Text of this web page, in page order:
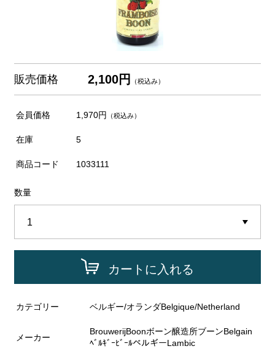
販売価格 2,100円 （税込み）
会員価格 1,970円 （税込み）
在庫 5
商品コード 1033111
数量
カートに入れる
カテゴリー ベルギー/オランダBelgique/Netherland
メーカー
BrouwerijBoonボーン醸造所ブーンBelgain
ﾍﾞﾙｷﾞｰﾋﾞｰﾙベルギーLambic